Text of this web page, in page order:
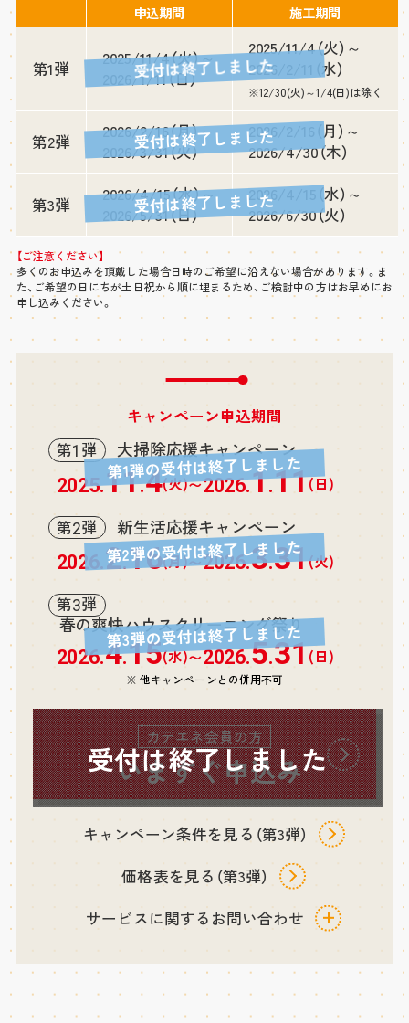
申込期間 施工期間
第1弾
2025/11/4（火）～
2026/1/11（日）
2025/11/4（火）～
2026/2/11（水）
※12/30(火)～1/4(日)は除く
第2弾
2026/2/16（月）～
2026/3/31（火）
2026/2/16（月）～
2026/4/30（木）
第3弾
2026/4/15（水）～
2026/5/31（日）
2026/4/15（水）～
2026/6/30（火）
【ご注意ください】
多くのお申込みを頂戴した場合日時のご希望に沿えない場合があります。ま
た、ご希望の日にちが土日祝から順に埋まるため、ご検討中の方はお早めにお
申し込みください。
受付は終了しました
受付は終了しました
受付は終了しました
キャンペーン申込期間
第1 弾 大掃除応援キャンペーン
2025.11.4(火)〜2026.1.11(日)
第1弾の受付は終了しました
第2弾 新生活応援キャンペーン
2026. 2.16(月)〜2026.3.31(火)
第2弾の受付は終了しました
第3弾
春の爽快ハウスクリーニング祭り
2026.4.15(水)〜2026.5.31(日)
第3弾の受付は終了しました
※ 他キャンペーンとの併用不可
カテエネ会員の方
いますぐ申込み
受付は終了しました
キャンペーン条件を見る（第3弾）
価格表を見る（第3弾）
サービスに関するお問い合わせ